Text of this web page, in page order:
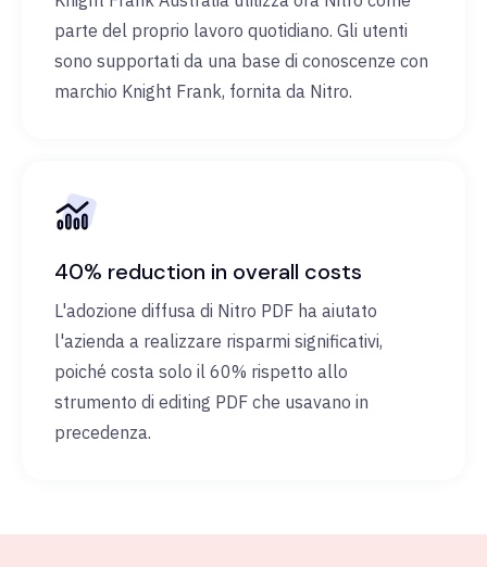
parte del proprio lavoro quotidiano. Gli utenti
sono supportati da una base di conoscenze con
marchio Knight Frank, fornita da Nitro.
40% reduction in overall costs
L'adozione diffusa di Nitro PDF ha aiutato
l'azienda a realizzare risparmi significativi,
poiché costa solo il 60% rispetto allo
strumento di editing PDF che usavano in
precedenza.